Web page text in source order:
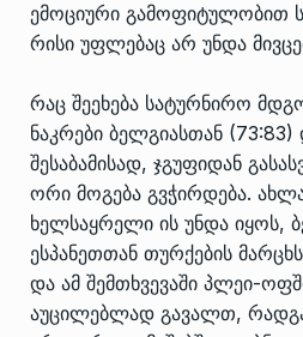
ემოციური გამოფიტულობით
რისი უფლებაც არ უნდა
რაც შეეხება სატურნირო
ნაკრები ბელგიასთან (73:83)
შესაბამისად, ჯგუფიდან
ორი მოგება გვჭირდება.
ხელსაყრელი ის უნდა იყოს,
ესპანეთთან თურქების
და ამ შემთხვევაში პლეი-
აუცილებლად გავალთ,